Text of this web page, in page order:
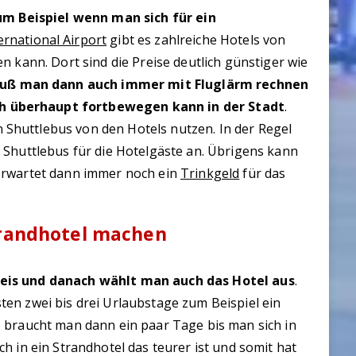
Beispiel wenn man sich für ein
Airport gibt es zahlreiche Hotels von
kann. Dort sind die Preise deutlich günstiger wie
man dann auch immer mit Fluglärm rechnen
überhaupt fortbewegen kann in der Stadt.
von den Hotels nutzen. In der Regel
für die Hotelgäste an. Übrigens kann
dann immer noch ein Trinkgeld für das
machen
und danach wählt man auch das Hotel aus.
zwei bis drei Urlaubstage zum Beispiel ein
man dann ein paar Tage bis man sich in
in ein Strandhotel das teurer ist und somit hat